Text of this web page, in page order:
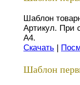
Шаблон
Артикул. При
А4.
Скачать
Шаблон